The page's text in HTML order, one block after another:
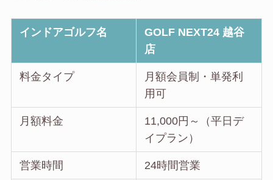
インドアゴルフ名
GOLF NEXT24 越谷
店
料金タイプ
月額会員制・単発利
用可
月額料金
11,000円～（平日デ
イプラン）
営業時間 24時間営業